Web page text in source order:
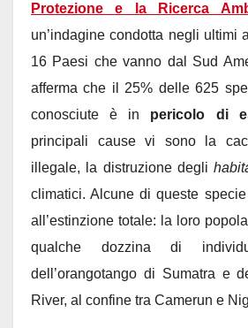
Protezione e la Ricerca
un’indagine condotta negli ultimi
16 Paesi che vanno dal Sud
afferma che il 25% delle 625
conosciute è in pericolo di
principali cause vi sono la
illegale, la distruzione degli
climatici. Alcune di queste
all’estinzione totale: la loro
qualche dozzina di
dell’orangotango di Sumatra e
River, al confine tra Camerun e